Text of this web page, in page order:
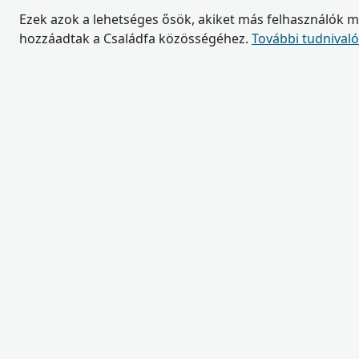
Ezek azok a lehetséges ősök, akiket más felhasználók
hozzáadtak a Családfa közösségéhez. További